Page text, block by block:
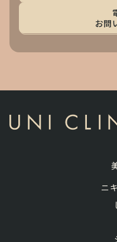
お問
ニ